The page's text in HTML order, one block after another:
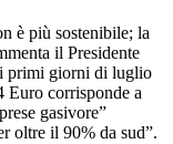
è più sostenibile; la
il Presidente
primi giorni di luglio
Euro corrisponde a
gasivore”
oltre il 90% da sud”.